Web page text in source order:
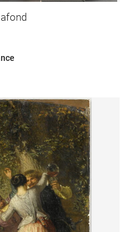
Marie ; France